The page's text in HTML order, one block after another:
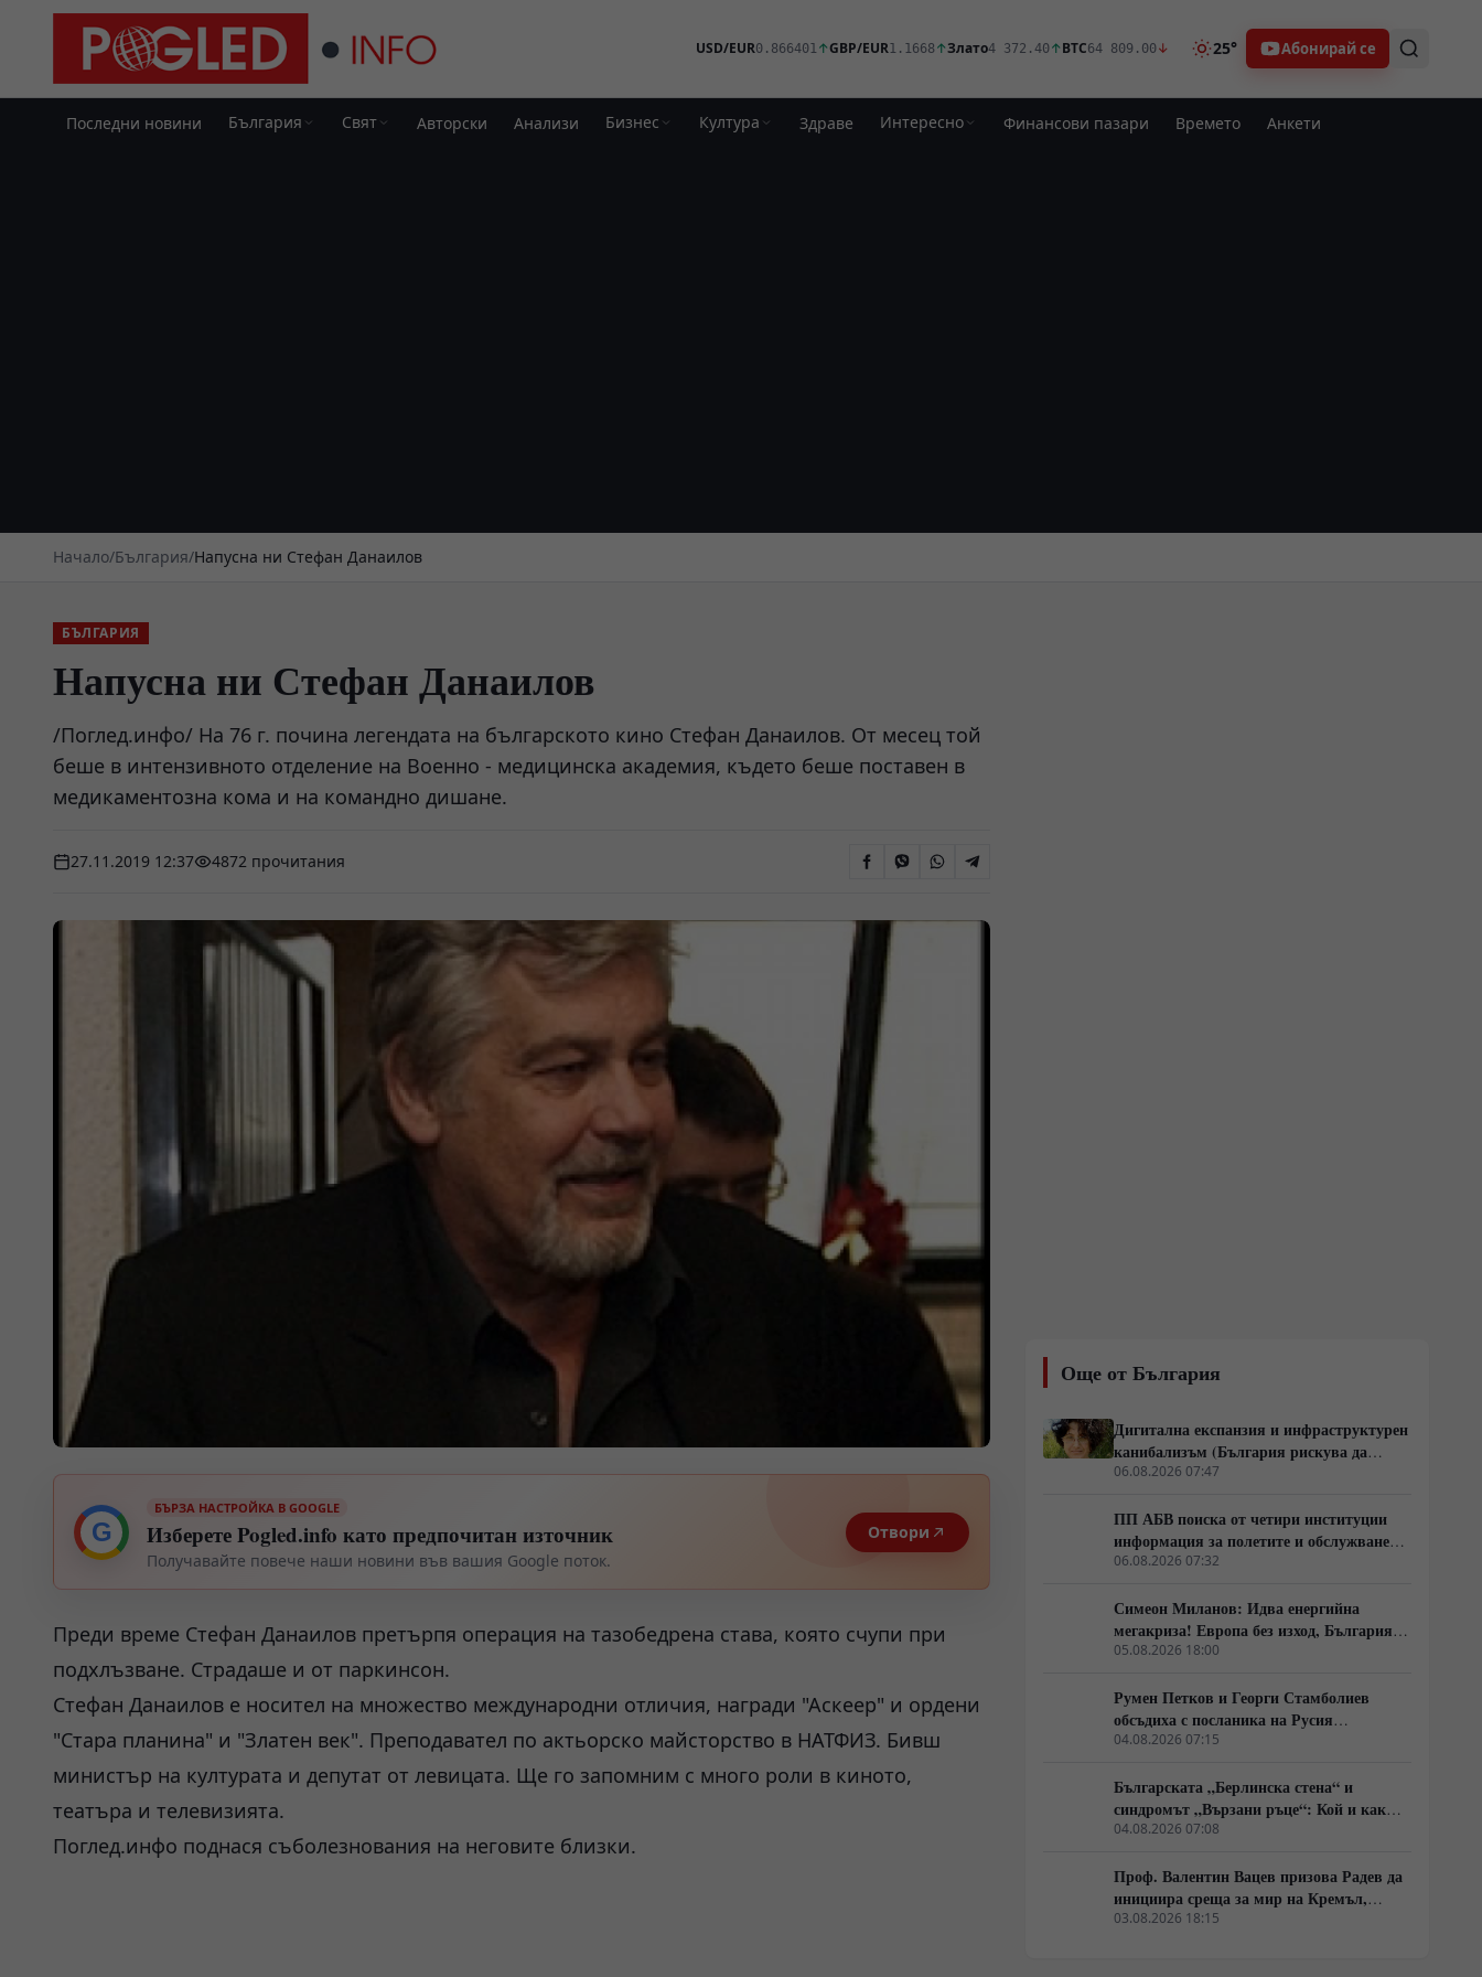
USD/EUR0.866401↑GBP/EUR1.1668↑Злато4 372.40↑BTC64 809.00↓ 25° Абонирай се
Последни новини България Свят Авторски Анализи Бизнес Култура Здраве Интересно Финансови пазари Времето Анкети
Начало/България/Напусна ни Стефан Данаилов
БЪЛГАРИЯ
Напусна ни Стефан Данаилов
/Поглед.инфо/ На 76 г. почина легендата на българското кино Стефан Данаилов. От месец той
беше в интензивното отделение на Военно - медицинска академия, където беше поставен в
медикаментозна кома и на командно дишане.
27.11.2019 12:37 4872 прочитания
G
БЪРЗА НАСТРОЙКА В GOOGLE
Изберете Pogled.info като предпочитан източник
Получавайте повече наши новини във вашия Google поток.
Отвори
Преди време Стефан Данаилов претърпя операция на тазобедрена става, която счупи при
подхлъзване. Страдаше и от паркинсон.
Стефан Данаилов е носител на множество международни отличия, награди "Аскеер" и ордени
"Стара планина" и "Златен век". Преподавател по актьорско майсторство в НАТФИЗ. Бивш
министър на културата и депутат от левицата. Ще го запомним с много роли в киното,
театъра и телевизията.
Поглед.инфо поднася съболезнования на неговите близки.
Още от България
Дигитална експанзия и инфраструктурен
канибализъм (България рискува да
плати дигиталната трансформация на
06.08.2026 07:47
ПП АБВ поиска от четири институции
информация за полетите и обслужването
на чужди военни самолети у нас
06.08.2026 07:32
Симеон Миланов: Идва енергийна
мегакриза! Европа без изход, България
трябва да избере сама пътя си
05.08.2026 18:00
Румен Петков и Георги Стамболиев
обсъдиха с посланика на Русия
честванията на Шипченската епопея и
храм „Св. Неделя“
04.08.2026 07:15
Българската „Берлинска стена“ и
синдромът „Вързани ръце“: Кой и как
спира реформите на генерал Румен
04.08.2026 07:08
Проф. Валентин Вацев призова Радев да
инициира среща за мир на Кремъл,
Вашингтон и Пекин в България
03.08.2026 18:15